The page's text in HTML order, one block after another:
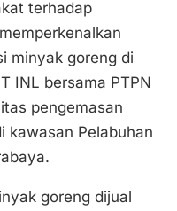
terhadap
minyak goreng di
INL bersama PTPN
pengemasan
kawasan Pelabuhan
goreng dijual